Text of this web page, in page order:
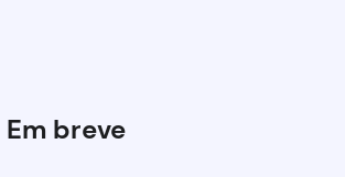
Em breve